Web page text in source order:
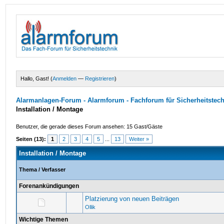
Hallo, Gast! (Anmelden — Registrieren)
Alarmanlagen-Forum - Alarmforum - Fachforum für
Installation / Montage
Benutzer, die gerade dieses Forum ansehen: 15 Gast/Gäste
Seiten (13): 1 2 3 4 5 13 Weiter »
Installation / Montage
Thema /Verfasser
Forenankündigungen
Platzierung von neuen Beiträgen
Ollik
Wichtige Themen